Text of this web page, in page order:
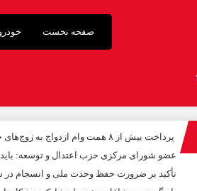
صفحه نخست
پرداخت بیش از ۸ همت وام ازدواج به زوج‌های جوان توسط بانک ملی ایران
عضو شورای مرکزی حزب اعتدال و توسعه:
تأکید بر ضرورت حفظ وحدت ملی و انسجام در